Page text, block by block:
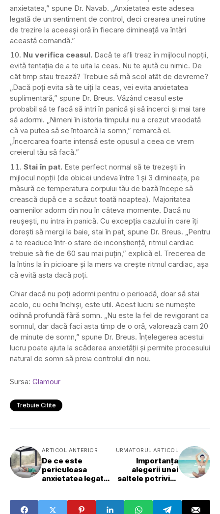
anxietatea,” spune Dr. Navab. „Anxietatea este adesea
legată de un sentiment de control, deci crearea unei rutine
de trezire la aceeași oră în fiecare dimineață va întări
această comandă.”
Nu verifica ceasul. Dacă te afli treaz în mijlocul nopții,
evită tentația de a te uita la ceas. Nu te ajută cu nimic. De
cât timp stau trează? Trebuie să mă scol atât de devreme?
„Dacă poți evita să te uiți la ceas, vei evita anxietatea
suplimentară,” spune Dr. Breus. Văzând ceasul este
probabil să te facă să intri în panică și să încerci și mai tare
să adormi. „Nimeni în istoria timpului nu a crezut vreodată
că va putea să se întoarcă la somn,” remarcă el.
„Încercarea foarte intensă este opusul a ceea ce vrem
creierul tău să facă.”
Stai în pat. Este perfect normal să te trezești în
mijlocul nopții (de obicei undeva între 1 și 3 dimineața, pe
măsură ce temperatura corpului tău de bază începe să
crească după ce a scăzut toată noaptea). Majoritatea
oamenilor adorm din nou în câteva momente. Dacă nu
reușești, nu intra în panică. Cu excepția cazului în care îți
dorești să mergi la baie, stai în pat, spune Dr. Breus. „Pentru
a te readuce într-o stare de inconștiență, ritmul cardiac
trebuie să fie de 60 sau mai puțin,” explică el. Trecerea de
la întins la în picioare și la mers va crește ritmul cardiac, așa
că evită asta dacă poți.
Chiar dacă nu poți adormi pentru o perioadă, doar să stai
acolo, cu ochii închiși, este util. Acest lucru se numește
odihnă profundă fără somn. „Nu este la fel de revigorant ca
somnul, dar dacă faci asta timp de o oră, valorează cam 20
de minute de somn,” spune Dr. Breus. Înțelegerea acestui
lucru poate ajuta la scăderea anxietății și permite procesului
natural de somn să preia controlul din nou.
Sursa: Glamour
Trebuie Citite
ARTICOL ANTERIOR
De ce este
periculoasa
anxietatea legată
URMATORUL ARTICOL
Importanța
alegerii unei
saltele potrivite